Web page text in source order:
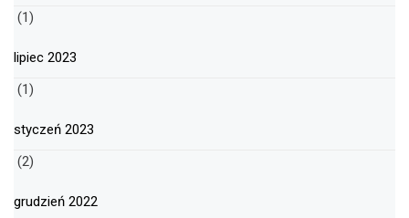
(1)
lipiec 2023
(1)
styczeń 2023
(2)
grudzień 2022